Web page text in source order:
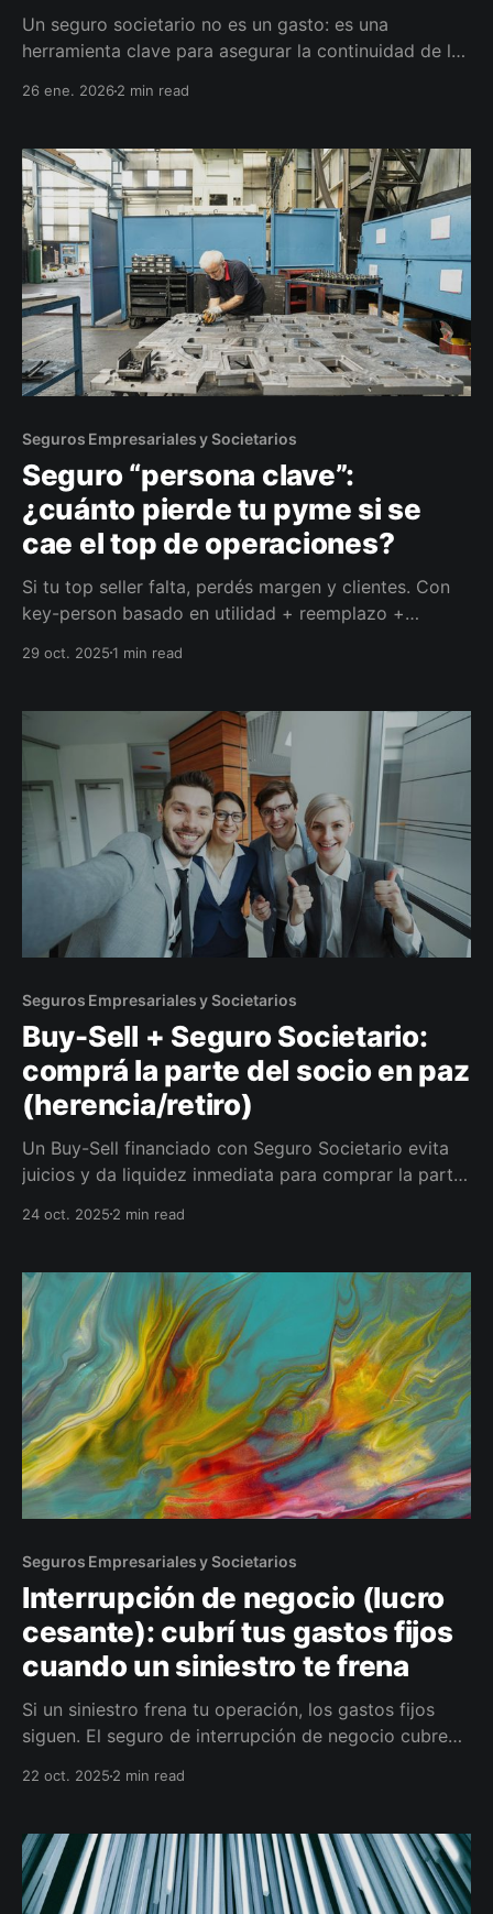
Un seguro societario no es un gasto: es una
herramienta clave para asegurar la continuidad de la
26 ene. 20262 min read
Seguros Empresariales y Societarios
Seguro “persona clave”:
¿cuánto pierde tu pyme si se
cae el top de operaciones?
Si tu top seller falta, perdés margen y clientes. Con
key-person basado en utilidad + reemplazo +
mientras formás al reemplazo, sin ahogar la caja.
29 oct. 20251 min read
Seguros Empresariales y Societarios
Buy-Sell + Seguro Societario:
comprá la parte del socio en paz
(herencia/retiro)
Un Buy-Sell financiado con Seguro Societario evita
juicios y da liquidez inmediata para comprar la parte
Definimos gatillos, precio defendible y sumas
empresa no se detiene.
24 oct. 2025 2 min read
Seguros Empresariales y Societarios
Interrupción de negocio (lucro
cesante): cubrí tus gastos fijos
cuando un siniestro te frena
Si un siniestro frena tu operación, los gastos fijos
siguen. El seguro de interrupción de negocio cubre
volver a operar sin ahogar la caja.
22 oct. 2025 2 min read